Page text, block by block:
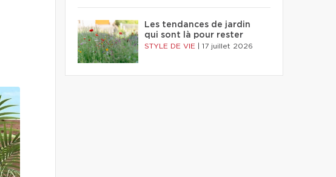
Les tendances de jardin
qui sont là pour rester
STYLE DE VIE 17 juillet 2026